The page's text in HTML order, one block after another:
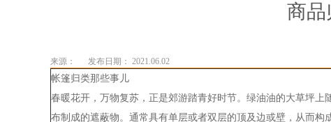
商品
来源： 发布日期： 2021.06.02
帐篷归类那些事儿
春暖花开，万物复苏，正是郊游踏青好时节。绿油油的大草坪
布制成的遮蔽物。通常具有单层或者双层的顶及边或壁，从而